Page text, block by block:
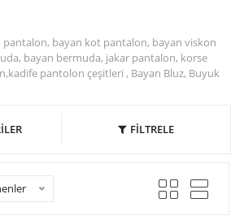
pantalon, bayan kot pantalon, bayan viskon
bayan bermuda, jakar pantalon, korse
pantolon çeşitleri , Bayan Bluz, Buyuk
FİLTRELE